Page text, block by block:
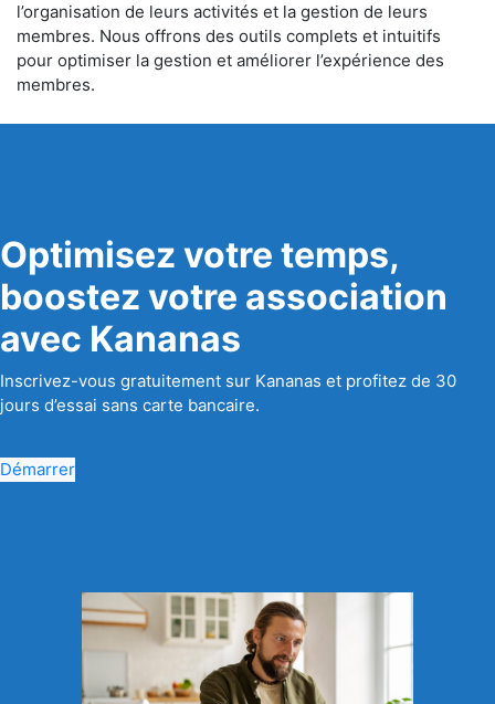
l’organisation de leurs activités et la gestion de leurs
membres. Nous offrons des outils complets et intuitifs
pour optimiser la gestion et améliorer l’expérience des
membres.
Optimisez votre temps,
boostez votre association
avec Kananas
Inscrivez-vous gratuitement sur Kananas et profitez de 30
jours d’essai sans carte bancaire.
Démarrer